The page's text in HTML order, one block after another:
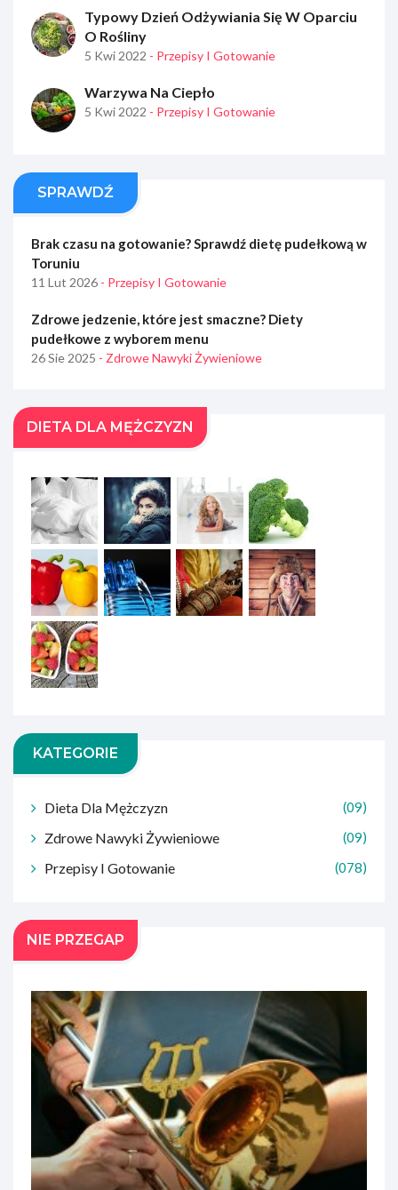
Typowy Dzień Odżywiania Się W Oparciu
O Rośliny
5 Kwi 2022 - Przepisy I Gotowanie
Warzywa Na Ciepło
5 Kwi 2022 - Przepisy I Gotowanie
SPRAWDŹ
Brak czasu na gotowanie? Sprawdź dietę pudełkową w
Toruniu
11 Lut 2026 - Przepisy I Gotowanie
Zdrowe jedzenie, które jest smaczne? Diety
pudełkowe z wyborem menu
26 Sie 2025 - Zdrowe Nawyki Żywieniowe
DIETA DLA MĘŻCZYZN
KATEGORIE
Dieta Dla Mężczyzn (09)
Zdrowe Nawyki Żywieniowe (09)
Przepisy I Gotowanie (078)
NIE PRZEGAP